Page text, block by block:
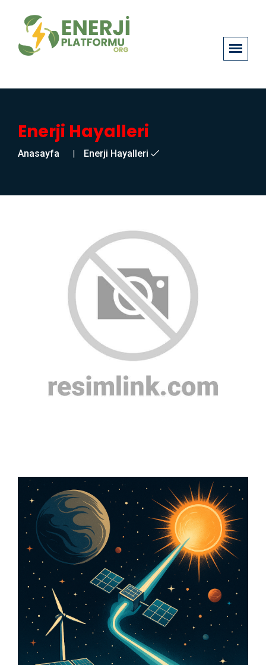
Enerji Hayalleri
Anasayfa Enerji Hayalleri